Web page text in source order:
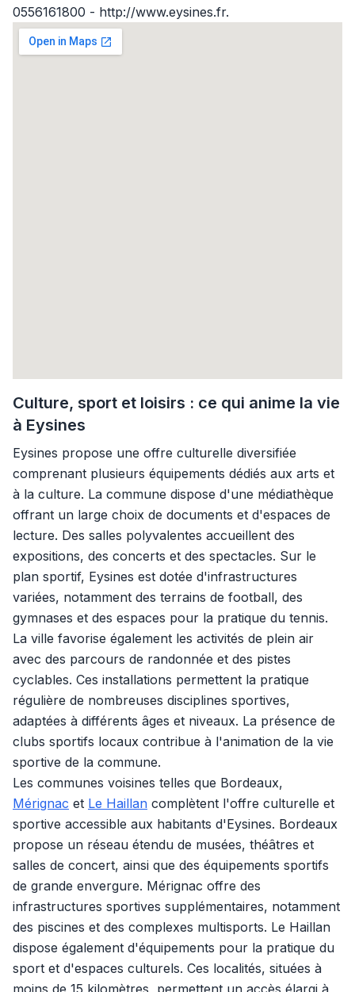
0556161800 - http://www.eysines.fr.
Culture, sport et loisirs : ce qui anime la vie
à Eysines
Eysines propose une offre culturelle diversifiée
comprenant plusieurs équipements dédiés aux arts et
à la culture. La commune dispose d'une médiathèque
offrant un large choix de documents et d'espaces de
lecture. Des salles polyvalentes accueillent des
expositions, des concerts et des spectacles. Sur le
plan sportif, Eysines est dotée d'infrastructures
variées, notamment des terrains de football, des
gymnases et des espaces pour la pratique du tennis.
La ville favorise également les activités de plein air
avec des parcours de randonnée et des pistes
cyclables. Ces installations permettent la pratique
régulière de nombreuses disciplines sportives,
adaptées à différents âges et niveaux. La présence de
clubs sportifs locaux contribue à l'animation de la vie
sportive de la commune.
Les communes voisines telles que Bordeaux,
Mérignac et Le Haillan complètent l'offre culturelle et
sportive accessible aux habitants d'Eysines. Bordeaux
propose un réseau étendu de musées, théâtres et
salles de concert, ainsi que des équipements sportifs
de grande envergure. Mérignac offre des
infrastructures sportives supplémentaires, notamment
des piscines et des complexes multisports. Le Haillan
dispose également d'équipements pour la pratique du
sport et d'espaces culturels. Ces localités, situées à
moins de 15 kilomètres, permettent un accès élargi à